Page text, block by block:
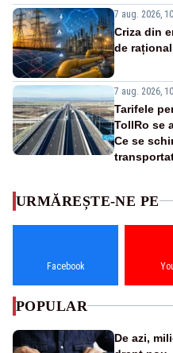
7 aug. 2026,
Criza din
de
7 aug. 2026,
Tarifele
TollRo se
Ce se
URMĂREȘTE-NE PE
Facebook
POPULAR
De azi,